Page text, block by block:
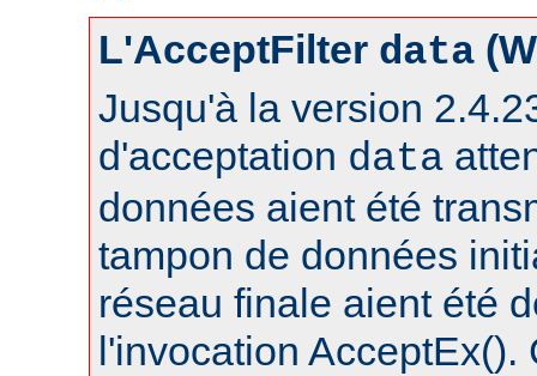
L'AcceptFilter data
Jusqu'à la version
d'acceptation data
données aient été
tampon de données
réseau finale aient été
l'invocation AcceptEx().